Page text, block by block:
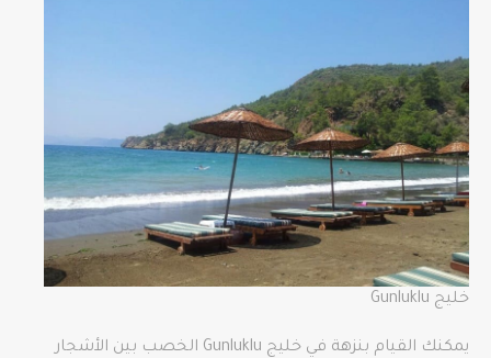
خليج Gunluklu
يمكنك القيام بنزهة في خليج Gunluklu الخصب بين الأشجار